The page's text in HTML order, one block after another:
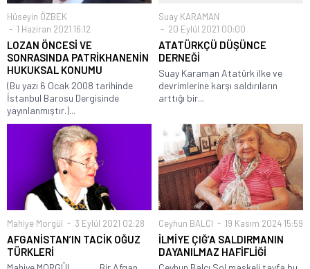
Hüseyin ÖZBEK
1 Haziran 2021 16:12
LOZAN ÖNCESİ VE
SONRASINDA PATRİKHANENİN
HUKUKSAL KONUMU
(Bu yazı 6 Ocak 2008 tarihinde
İstanbul Barosu Dergisinde
yayınlanmıştır.)...
Suay KARAMAN
20 Eylül 2021 00:00
ATATÜRKÇÜ DÜŞÜNCE
DERNEĞİ
Suay Karaman Atatürk ilke ve
devrimlerine karşı saldırıların
arttığı bir...
Mahiye Morgül 3 Eylül 2021 02:28
AFGANİSTAN’IN TACİK OĞUZ
TÜRKLERİ
Ceyhun BALCI 19 Kasım 2024 15:59
İLMİYE ÇIĞ’A SALDIRMANIN
DAYANILMAZ HAFİFLİĞİ